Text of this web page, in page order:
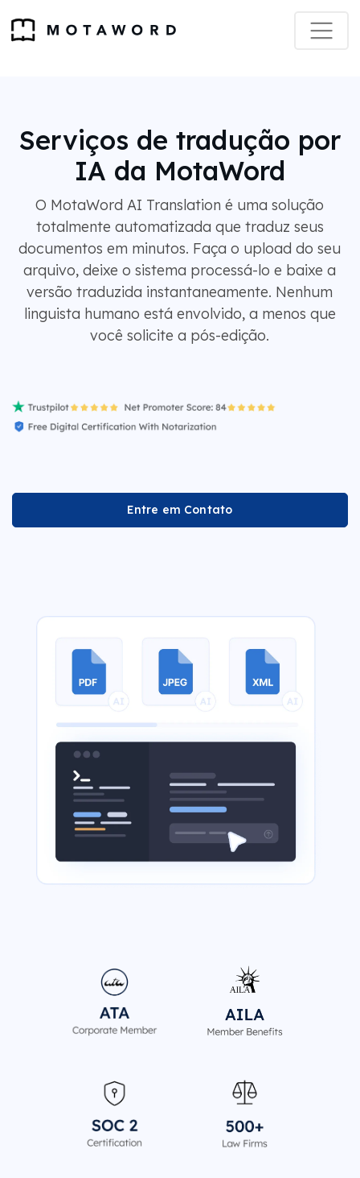
Serviços de tradução por
IA da MotaWord
O MotaWord AI Translation é uma solução
totalmente automatizada que traduz seus
documentos em minutos. Faça o upload do seu
arquivo, deixe o sistema processá-lo e baixe a
versão traduzida instantaneamente. Nenhum
linguista humano está envolvido, a menos que
você solicite a pós-edição.
Entre em Contato